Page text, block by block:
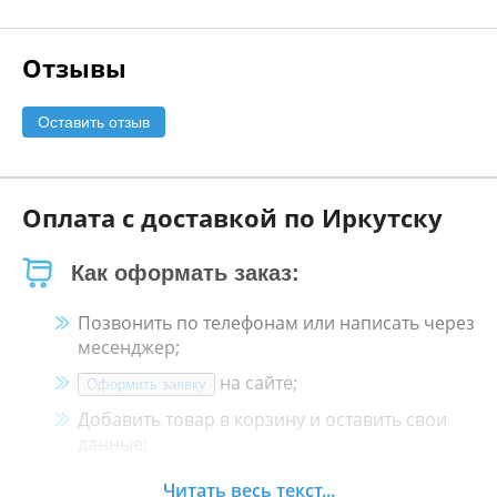
Отзывы
Оставить отзыв
Оплата с доставкой по Иркутску
Как оформать заказ:
Позвонить по телефонам или написать через
месенджер;
Оформить заявку
на сайте;
Добавить товар в корзину и оставить свои
данные;
Менеджер свяжется с Вами в течение 30
Читать весь текст...